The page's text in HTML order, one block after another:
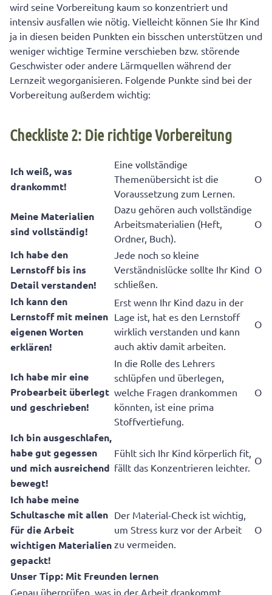
wird seine Vorbereitung kaum so konzentriert und
intensiv ausfallen wie nötig. Vielleicht können Sie Ihr Kind
ja in diesen beiden Punkten ein bisschen unterstützen und
weniger wichtige Termine verschieben bzw. störende
Geschwister oder andere Lärmquellen während der
Lernzeit wegorganisieren. Folgende Punkte sind bei der
Vorbereitung außerdem wichtig:
Checkliste 2: Die richtige Vorbereitung
Ich weiß, was
drankommt!
Eine vollständige
Themenübersicht ist die
Voraussetzung zum Lernen.
O
Meine Materialien
sind vollständig!
Dazu gehören auch vollständige
Arbeitsmaterialien (Heft,
Ordner, Buch).
O
Ich habe den
Lernstoff bis ins
Detail verstanden!
Jede noch so kleine
Verständnislücke sollte Ihr Kind
schließen.
O
Ich kann den
Lernstoff mit meinen
eigenenWorten
erklären!
Erst wenn Ihr Kind dazu in der
Lage ist, hat es den Lernstoff
wirklich verstanden und kann
auch aktiv damit arbeiten.
O
Ich habe mir eine
Probearbeit überlegt
und geschrieben!
In die Rolle des Lehrers
schlüpfen und überlegen,
welche Fragen drankommen
könnten, ist eine prima
Stoffvertiefung.
O
Ich bin ausgeschlafen,
habe gut gegessen
und mich ausreichend
bewegt!
Fühlt sich Ihr Kind körperlich fit,
fällt das Konzentrieren leichter.
O
Ich habe meine
Schultasche mit allen
für dieArbeit
wichtigen Materialien
gepackt!
Der Material-Check ist wichtig,
um Stress kurz vor der Arbeit
zu vermeiden.
O
Unser Tipp: Mit Freunden lernen
Genau überprüfen, was in der Arbeit drankommt,